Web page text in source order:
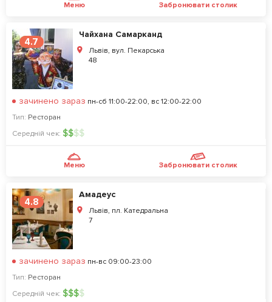
Меню Забронювати столик
4.7
Чайхана Самарканд
Львів, вул. Пекарська
48
зачинено зараз пн-сб 11:00-22:00, вс 12:00-22:00
Тип: Ресторан
Середній чек: $$$$
Меню Забронювати столик
4.8
Амадеус
Львів, пл. Катедральна
7
зачинено зараз пн-вс 09:00-23:00
Тип: Ресторан
Середній чек: $$$$